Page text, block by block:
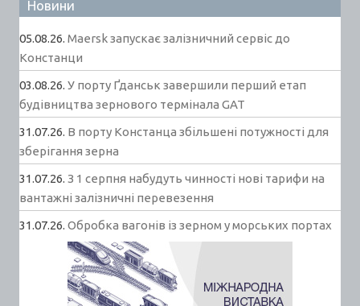
Новини
05.08.26. Maersk запускає залізничний сервіс до
Констанци
03.08.26. У порту Ґданськ завершили перший етап
будівництва зернового термінала GAT
31.07.26. В порту Констанца збільшені потужності для
зберігання зерна
31.07.26. З 1 серпня набудуть чинності нові тарифи на
вантажні залізничні перевезення
31.07.26. Обробка вагонів із зерном у морських портах